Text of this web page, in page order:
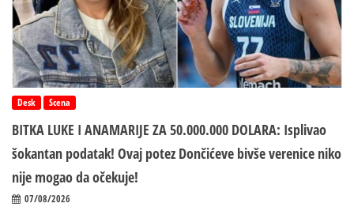
Desk Scena
BITKA LUKE I ANAMARIJE ZA 50.000.000 DOLARA: Isplivao
šokantan podatak! Ovaj potez Dončićeve bivše verenice niko
nije mogao da očekuje!
07/08/2026